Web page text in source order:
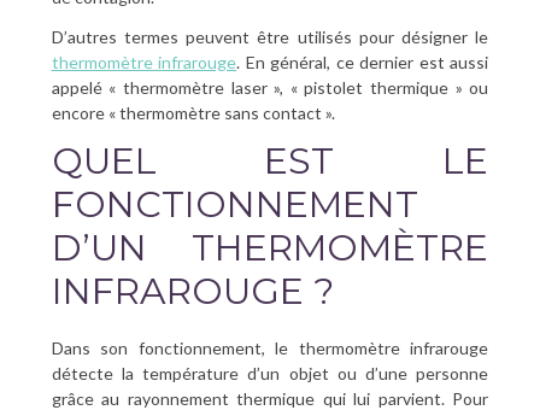
D’autres termes peuvent être utilisés pour désigner le
thermomètre infrarouge. En général, ce dernier est aussi
appelé « thermomètre laser », « pistolet thermique » ou
encore « thermomètre sans contact ».
QUEL EST LE
FONCTIONNEMENT
D’UN THERMOMÈTRE
INFRAROUGE ?
Dans son fonctionnement, le thermomètre infrarouge
détecte la température d’un objet ou d’une personne
grâce au rayonnement thermique qui lui parvient. Pour